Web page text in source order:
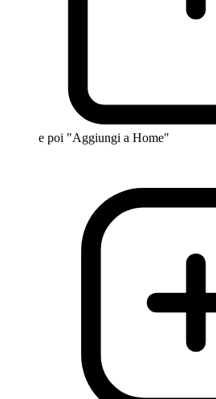
e poi "Aggiungi a Home"